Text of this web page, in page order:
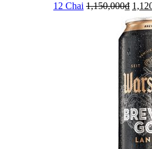
12 Chai 1,150,000₫